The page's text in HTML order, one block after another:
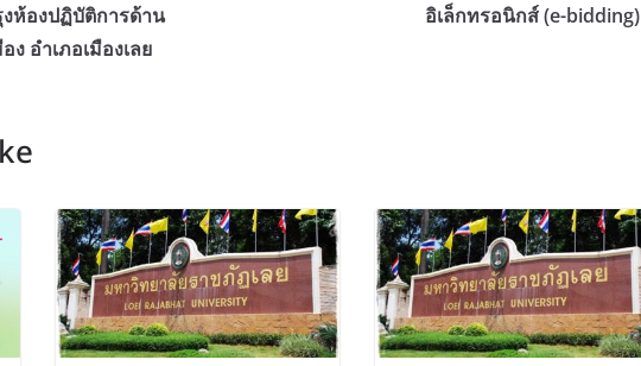
ห้องปฏิบัติการด้าน
ง อำเภอเมืองเลย
อิเล็กทรอนิกส์ (e-bidding)